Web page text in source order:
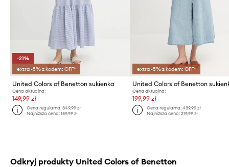
-21%
extra -5% z kodem: OFF*
United Colors of Benetton sukienka
Cena aktualna:
149,99 zł
Cena regularna:349,99 zł
Najniższa cena:189,99 zł
extra -5% z kodem: OFF*
Cena aktualna:
199,99 zł
Cena regularna: 439,99 zł
Najniższa cena: 219,99 zł
Odkryj produkty United Colors of Benetton